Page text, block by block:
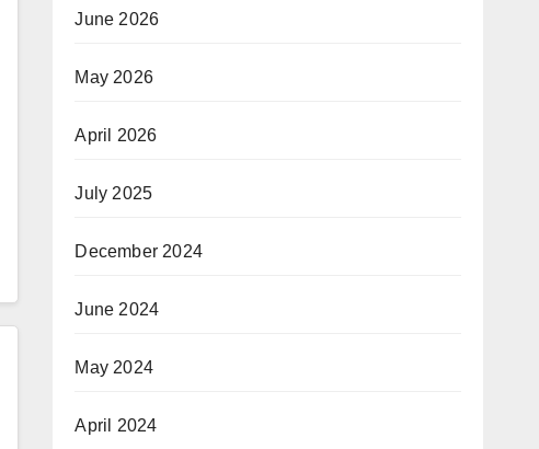
June 2026
May 2026
April 2026
July 2025
December 2024
June 2024
May 2024
April 2024